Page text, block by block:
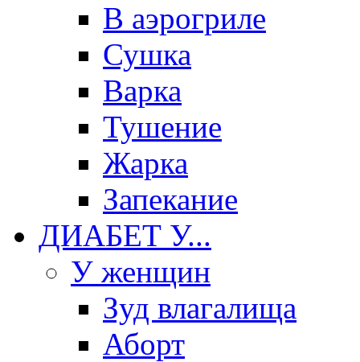
В аэрогриле
Сушка
Варка
Тушение
Жарка
Запекание
ДИАБЕТ У...
У женщин
Зуд влагалища
Аборт